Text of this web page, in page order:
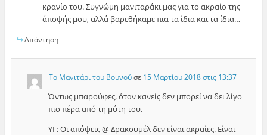
κρανίο του. Συγνώμη μανιταράκι μας για το ακραίο της
άποψής μου, αλλά βαρεθήκαμε πια τα ίδια και τα ίδια…
Απάντηση
Το Μανιτάρι του Βουνούσε 15 Μαρτίου 2018 στις 13:37
Όντως μπαρούφες, όταν κανείς δεν μπορεί να δει λίγο
πιο πέρα από τη μύτη του.
ΥΓ: Οι απόψεις @ Δρακουμέλ δεν είναι ακραίες. Είναι